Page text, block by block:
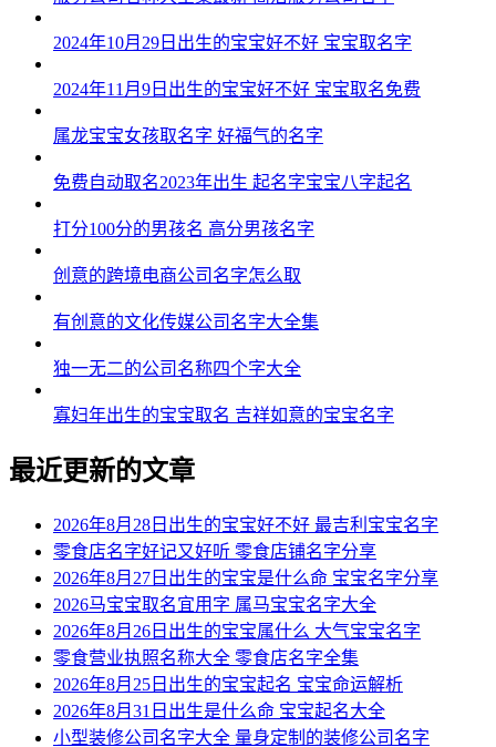
2024年10月29日出生的宝宝好不好 宝宝取名字
2024年11月9日出生的宝宝好不好 宝宝取名免费
属龙宝宝女孩取名字 好福气的名字
免费自动取名2023年出生 起名字宝宝八字起名
打分100分的男孩名 高分男孩名字
创意的跨境电商公司名字怎么取
有创意的文化传媒公司名字大全集
独一无二的公司名称四个字大全
寡妇年出生的宝宝取名 吉祥如意的宝宝名字
最近更新的文章
2026年8月28日出生的宝宝好不好 最吉利宝宝名字
零食店名字好记又好听 零食店铺名字分享
2026年8月27日出生的宝宝是什么命 宝宝名字分享
2026马宝宝取名宜用字 属马宝宝名字大全
2026年8月26日出生的宝宝属什么 大气宝宝名字
零食营业执照名称大全 零食店名字全集
2026年8月25日出生的宝宝起名 宝宝命运解析
2026年8月31日出生是什么命 宝宝起名大全
小型装修公司名字大全 量身定制的装修公司名字